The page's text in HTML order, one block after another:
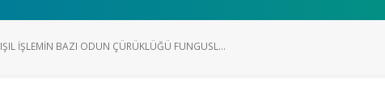
IŞIL IŞLEMIN BAZI ODUN ÇÜRÜKLÜĞÜ FUNGUSL...